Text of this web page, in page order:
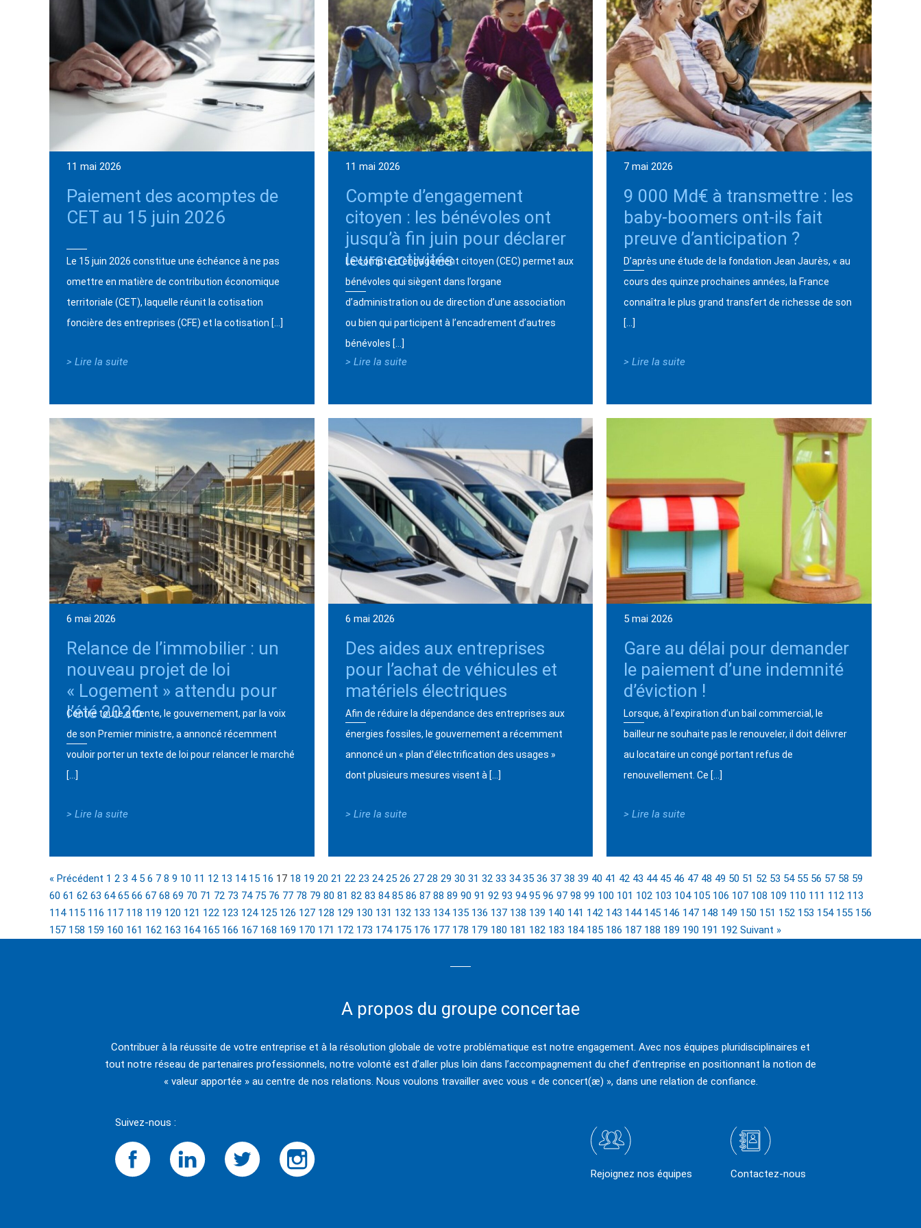
11 mai 2026
Paiement des acomptes de
CET au 15 juin 2026
Le 15 juin 2026 constitue une échéance à ne pas
omettre en matière de contribution économique
territoriale (CET), laquelle réunit la cotisation
foncière des entreprises (CFE) et la cotisation […]
> Lire la suite
11 mai 2026
Compte d’engagement
citoyen : les bénévoles ont
jusqu’à fin juin pour déclarer
leurs activités
Le compte d’engagement citoyen (CEC) permet aux
bénévoles qui siègent dans l’organe
d’administration ou de direction d’une association
ou bien qui participent à l’encadrement d’autres
bénévoles […]
> Lire la suite
7 mai 2026
9 000 Md€ à transmettre : les
baby-boomers ont-ils fait
preuve d’anticipation ?
D’après une étude de la fondation Jean Jaurès, « au
cours des quinze prochaines années, la France
connaîtra le plus grand transfert de richesse de son
[…]
> Lire la suite
6 mai 2026
Relance de l’immobilier : un
nouveau projet de loi
« Logement » attendu pour
l’été 2026
Contre toute attente, le gouvernement, par la voix
de son Premier ministre, a annoncé récemment
vouloir porter un texte de loi pour relancer le marché
[…]
> Lire la suite
6 mai 2026
Des aides aux entreprises
pour l’achat de véhicules et
matériels électriques
Afin de réduire la dépendance des entreprises aux
énergies fossiles, le gouvernement a récemment
annoncé un « plan d’électrification des usages »
dont plusieurs mesures visent à […]
> Lire la suite
5 mai 2026
Gare au délai pour demander
le paiement d’une indemnité
d’éviction !
Lorsque, à l’expiration d’un bail commercial, le
bailleur ne souhaite pas le renouveler, il doit délivrer
au locataire un congé portant refus de
renouvellement. Ce […]
> Lire la suite
« Précédent 1 2 3 4 5 6 7 8 9 10 11 12 13 14 15 16 17 18 19 20 21 22 23 24 25 26 27 28 29 30 31 32 33 34 35 36 37 38 39 40 41 42 43 44 45 46 47 48 49 50 51 52 53 54 55 56 57 58 59
60 61 62 63 64 65 66 67 68 69 70 71 72 73 74 75 76 77 78 79 80 81 82 83 84 85 86 87 88 89 90 91 92 93 94 95 96 97 98 99 100 101 102 103 104 105 106 107 108 109 110 111 112 113
114 115 116 117 118 119 120 121 122 123 124 125 126 127 128 129 130 131 132 133 134 135 136 137 138 139 140 141 142 143 144 145 146 147 148 149 150 151 152 153 154 155 156
157 158 159 160 161 162 163 164 165 166 167 168 169 170 171 172 173 174 175 176 177 178 179 180 181 182 183 184 185 186 187 188 189 190 191 192 Suivant »
A propos du groupe concertae
Contribuer à la réussite de votre entreprise et à la résolution globale de votre problématique est notre engagement. Avec nos équipes pluridisciplinaires et
tout notre réseau de partenaires professionnels, notre volonté est d’aller plus loin dans l’accompagnement du chef d’entreprise en positionnant la notion de
« valeur apportée » au centre de nos relations. Nous voulons travailler avec vous « de concert(æ) », dans une relation de confiance.
Suivez-nous :
Rejoignez nos équipes Contactez-nous